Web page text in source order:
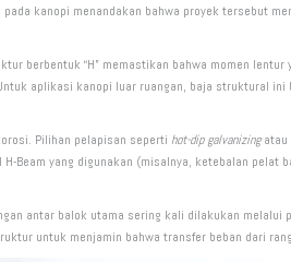
pada kanopi menandakan bahwa proyek tersebut
berbentuk “H” memastikan bahwa momen
aplikasi kanopi luar ruangan, baja struktural
Pilihan pelapisan seperti hot-dip galvanizingatau
yang digunakan (misalnya, ketebalan pelat
antar balok utama sering kali dilakukan
untuk menjamin bahwa transfer beban dari